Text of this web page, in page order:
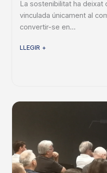
La sostenibilitat ha deixat
vinculada únicament al
convertir-se en...
LLEGIR +